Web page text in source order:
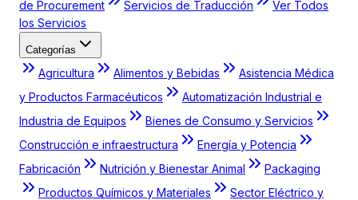
de Procurement
Servicios de Traducción
Ver Todos
los Servicios
Categorías
Agricultura Alimentos y Bebidas
Asistencia Médica
y Productos Farmacéuticos
Automatización Industrial e
Industria de Equipos
Bienes de Consumo y Servicios
Construcción e infraestructura
Energía y Potencia
Fabricación
Nutrición y Bienestar Animal
Packaging
Productos Químicos y Materiales
Sector Eléctrico y